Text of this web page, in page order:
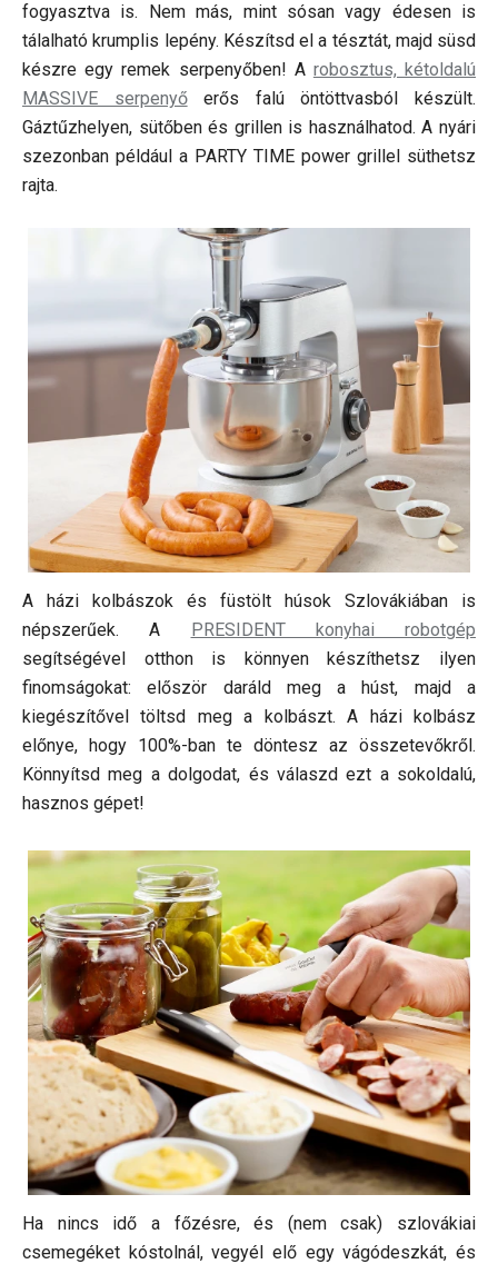
fogyasztva is. Nem más, mint sósan vagy édesen is
tálalható krumplis lepény. Készítsd el a tésztát, majd süsd
készre egy remek serpenyőben! A robosztus, kétoldalú
MASSIVE serpenyőerős falú öntöttvasból készült.
Gáztűzhelyen, sütőben és grillen is használhatod. A nyári
szezonban például a PARTY TIME power grillel süthetsz
rajta.
A házi kolbászok és füstölt húsok Szlovákiában is
népszerűek. A PRESIDENT konyhai robotgép
segítségével otthon is könnyen készíthetsz ilyen
finomságokat: először daráld meg a húst, majd a
kiegészítővel töltsd meg a kolbászt. A házi kolbász
előnye, hogy 100%-ban te döntesz az összetevőkről.
Könnyítsd meg a dolgodat, és válaszd ezt a sokoldalú,
hasznos gépet!
Ha nincs idő a főzésre, és (nem csak) szlovákiai
csemegéket kóstolnál, vegyél elő egy vágódeszkát, és